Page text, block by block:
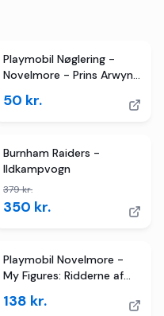
Playmobil Nøglering -
Novelmore - Prins Arwynn
50 kr.
Burnham Raiders -
Ildkampvogn
379kr.
350 kr.
Playmobil Novelmore -
My Figures: Ridderne af
138 kr.